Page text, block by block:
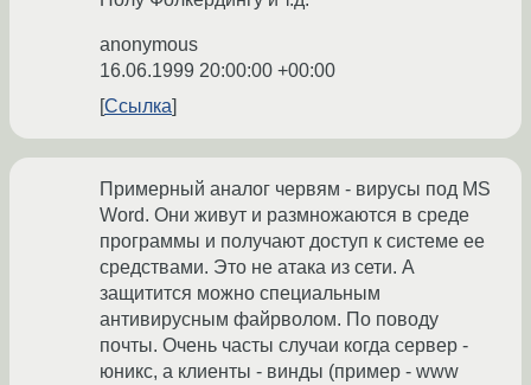
anonymous
16.06.1999 20:00:00 +00:00
Ссылка
Примерный аналог червям - вирусы под MS
Word. Они живут и размножаются в среде
программы и получают доступ к системе ее
средствами. Это не атака из сети. А
защитится можно специальным
антивирусным файрволом. По поводу
почты. Очень часты случаи когда сервер -
юникс, а клиенты - винды (пример - www